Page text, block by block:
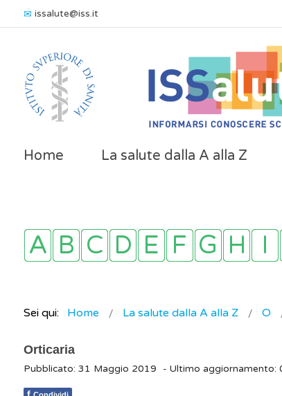
issalute@iss.it
Home La salute dalla A alla Z
Sei qui: Home La salute dalla A alla Z O
Orticaria
Pubblicato: 31 Maggio 2019 - Ultimo aggiornamento: